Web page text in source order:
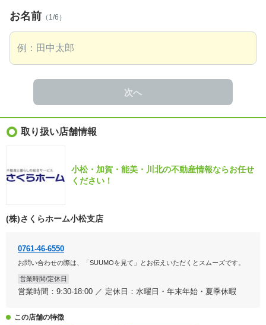
お名前 （1/6）
次へ
取り扱い店舗情報
小松・加賀・能美・川北の不動産情報ならお任せ
ください！
(株)さくらホーム小松支店
0761-46-6550
お問い合わせの際は、「SUUMOを見て」とお伝えいただくとスムーズです。
営業時間/定休日
営業時間：9:30-18:00 ／ 定休日：水曜日・年末年始・夏季休暇
この店舗の特徴